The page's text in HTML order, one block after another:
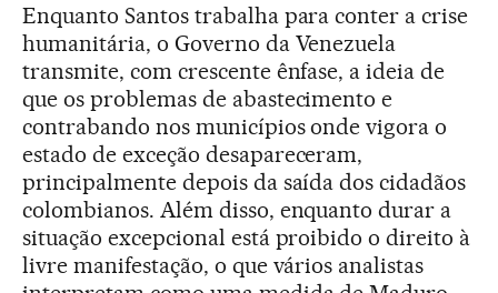
Enquanto Santos trabalha para conter a crise
humanitária, o Governo da Venezuela
transmite, com crescente ênfase, a ideia de
que os problemas de abastecimento e
contrabando nos municípios onde vigora o
estado de exceção desapareceram,
principalmente depois da saída dos cidadãos
colombianos. Além disso, enquanto durar a
situação excepcional está proibido o direito à
livre manifestação, o que vários analistas